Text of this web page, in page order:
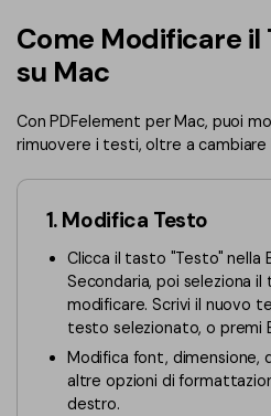
Online Gratis
Comprimere PDF
Unire PDF
Word in PDF
Altri Strumenti Online
Modifica PDF
Organizza PDF
Ritaglia PDF
Modulo PDF
Firma PDF
Batch PDF
Firma digitale certificata
Smart Redact PDF
Esegui OCR su PDF
APP PDF
Firma su PDF
PDF editor per Mac
Tutti Gli Argomenti
Soluzioni PDF per
Educazione
Servizio IT
Come Modificare il
su Mac
Con PDFelement per Mac, puoi
rimuovere i testi, oltre a
1. Modifica Testo
Clicca il tasto "Testo" nella
Secondaria, poi seleziona
modificare. Scrivi il nuovo
testo selezionato, o premi
Modifica font, dimensione,
altre opzioni di
destro.